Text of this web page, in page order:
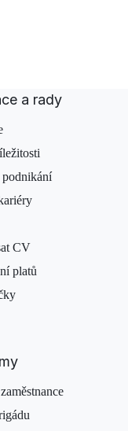
a rady
CV
platů